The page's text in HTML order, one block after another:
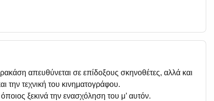
απευθύνεται σε επίδοξους σκηνοθέτες, αλλά και
την τεχνική του κινηματογράφου.
ξεκινά την ενασχόληση του μ’ αυτόν.